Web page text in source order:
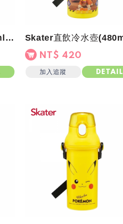
Skater直飲冷水壺(480ml)寶可夢Fancy Time
NT$ 420
加入追蹤 DETAIL